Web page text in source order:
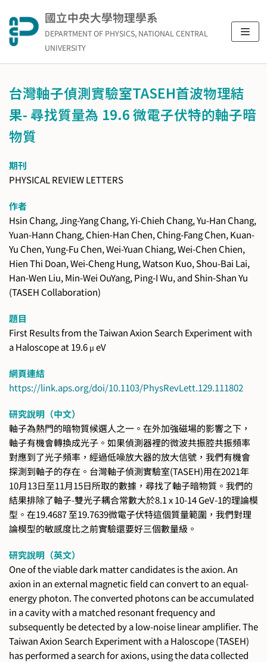
to
content
國立中央大學物理學系
DEPARTMENT OF PHYSICS, NATIONAL CENTRAL
UNIVERSITY
台灣軸子偵測實驗室TASEH首波物理結
果- 尋找質量為 19.6 微電子伏特的軸子暗
物質
期刊
PHYSICAL REVIEW LETTERS
作者
Hsin Chang, Jing-Yang Chang, Yi-Chieh Chang, Yu-Han Chang,
Yuan-Hann Chang, Chien-Han Chen, Ching-Fang Chen, Kuan-
Yu Chen, Yung-Fu Chen, Wei-Yuan Chiang, Wei-Chen Chien,
Hien Thi Doan, Wei-Cheng Hung, Watson Kuo, Shou-Bai Lai,
Han-Wen Liu, Min-Wei OuYang, Ping-I Wu, and Shin-Shan Yu
(TASEH Collaboration)
題目
First Results from the Taiwan Axion Search Experiment with
a Haloscope at 19.6 μ eV
網頁連結
https://link.aps.org/doi/10.1103/PhysRevLett.129.111802
研究說明（中文）
軸子為熱門的暗物質候選人之一。在外加強磁場的影響之下，
軸子有機會轉換成光子。如果偵測器裡的微波共振腔共振頻率
對應到了光子頻率，經過低噪放大器的放大信號，我們有機會
探測到軸子的存在。台灣軸子偵測實驗室(TASEH)用在2021年
10月13日至11月15日所取的數據，尋找了軸子暗物質。我們的
結果排除了軸子-雙光子耦合常數大於8.1 x 10-14 GeV-1的理論模
型。在19.4687 至19.7639微電子伏特這個質量範圍，我們對理
論模型的敏感度比之前實驗還要好三個數量級。
研究說明（英文）
One of the viable dark matter candidates is the axion. An
axion in an external magnetic field can convert to an equal-
energy photon. The converted photons can be accumulated
in a cavity with a matched resonant frequency and
subsequently be detected by a low-noise linear amplifier. The
Taiwan Axion Search Experiment with a Haloscope (TASEH)
has performed a search for axions, using the data collected